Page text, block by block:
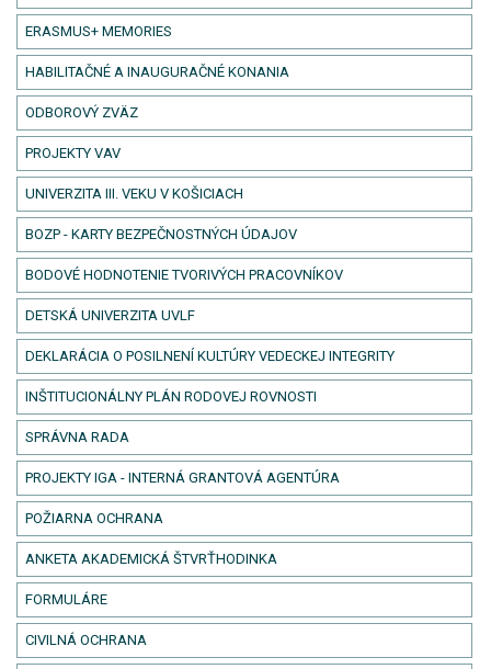
ERASMUS+ MEMORIES
HABILITAČNÉ A INAUGURAČNÉ KONANIA
ODBOROVÝ ZVÄZ
PROJEKTY VAV
UNIVERZITA III. VEKU V KOŠICIACH
BOZP - KARTY BEZPEČNOSTNÝCH ÚDAJOV
BODOVÉ HODNOTENIE TVORIVÝCH PRACOVNÍKOV
DETSKÁ UNIVERZITA UVLF
DEKLARÁCIA O POSILNENÍ KULTÚRY VEDECKEJ INTEGRITY
INŠTITUCIONÁLNY PLÁN RODOVEJ ROVNOSTI
SPRÁVNA RADA
PROJEKTY IGA - INTERNÁ GRANTOVÁ AGENTÚRA
POŽIARNA OCHRANA
ANKETA AKADEMICKÁ ŠTVRŤHODINKA
FORMULÁRE
CIVILNÁ OCHRANA